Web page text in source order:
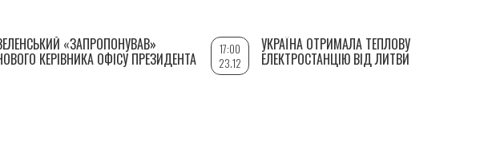
«ЗАПРОПОНУВАВ»
КЕРІВНИКА ОФІСУ ПРЕЗИДЕНТА
17:00
23.12
УКРАЇНА ОТРИМАЛА ТЕПЛОВУ
ЕЛЕКТРОСТАНЦІЮ ВІД ЛИТВИ